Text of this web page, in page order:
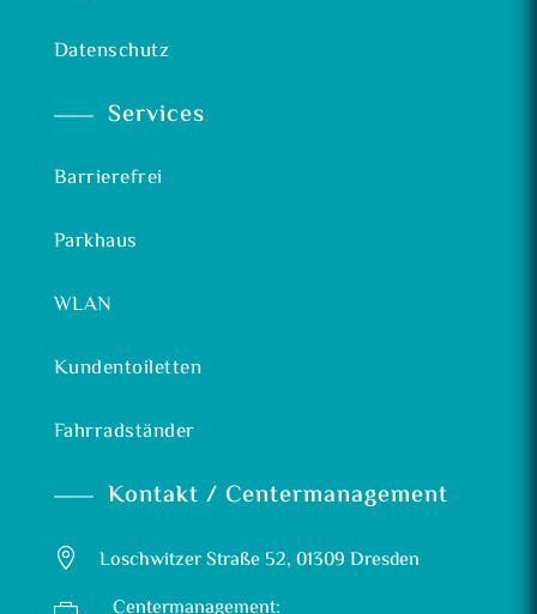
Datenschutz
Services
Barrierefrei
Parkhaus
WLAN
Kundentoiletten
Fahrradständer
Kontakt / Centermanagement
 Loschwitzer Straße 52, 01309 Dresden